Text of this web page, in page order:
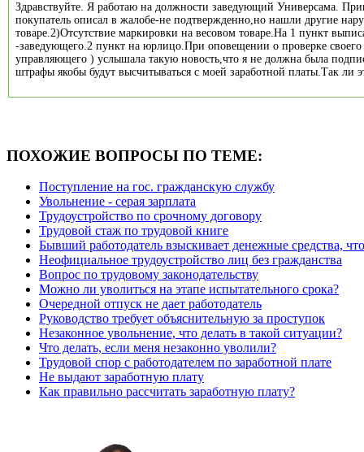
Здравствуйте. Я работаю на должности заведующий Универсама.
покупатель описал в жалобе-не подтвержденно,но нашли другие
товаре.2)Отсутствие маркировки на весовом товаре.На 1 пункт
-заведующего.2 пункт на юрлицо.При оповещении о проверке своего
управляющего ) услышала такую новость,что я не должна была
штрафы якобы будут высчитываться с моей заработной платы.Так ли
ПОХОЖИЕ ВОПРОСЫ ПО ТЕМЕ:
Поступление на гос. гражданскую службу
Увольнение - серая зарплата
Трудоустройство по срочному договору
Трудовой стаж по трудовой книге
Бывший работодатель взыскивает денежные средства,
Неофициальное трудоустройство лиц без гражданства
Вопрос по трудовому законодательству
Можно ли уволиться на этапе испытательного срока?
Очередной отпуск не дает работодатель
Руководство требует объяснительную за проступок
Незаконное увольнение, что делать в такой ситуации?
Что делать, если меня незаконно уволили?
Трудовой спор с работодателем по заработной плате
Не выдают заработную плату
Как правильно рассчитать заработную плату?